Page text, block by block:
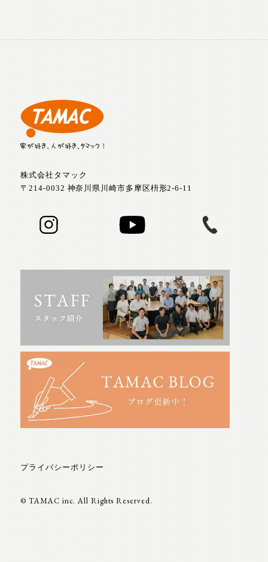
株式会社タマック
〒214-0032 神奈川県川崎市多摩区枡形2-6-11
プライバシーポリシー
© TAMAC inc. All Rights Reserved.